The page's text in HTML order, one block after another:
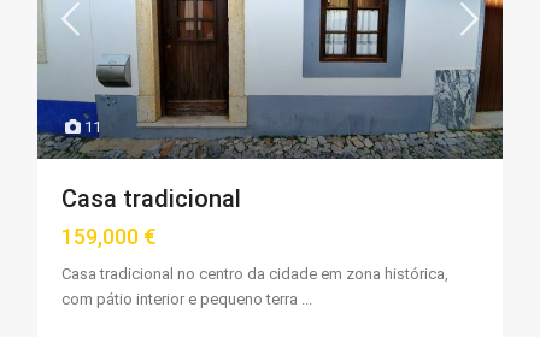
11
Casa tradicional
159,000 €
Casa tradicional no centro da cidade em zona histórica,
com pátio interior e pequeno terra ...